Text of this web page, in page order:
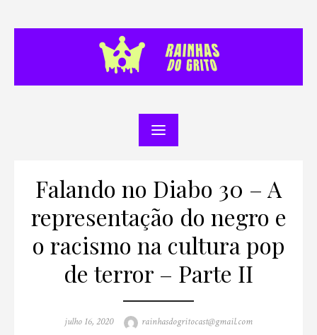
Falando no Diabo 30 – A
representação do negro e
o racismo na cultura pop
de terror – Parte II
Posted
julho 16, 2020 Author
rainhasdogritocast@gmail.com